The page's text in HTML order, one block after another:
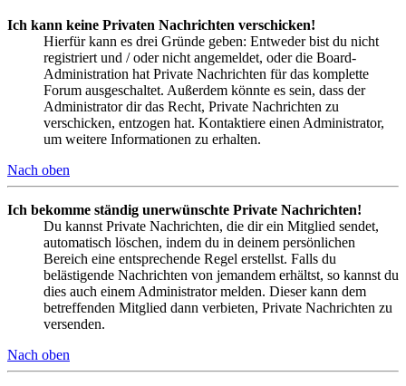
Ich kann keine Privaten Nachrichten verschicken!
Hierfür kann es drei Gründe geben: Entweder bist du nicht
registriert und / oder nicht angemeldet, oder die Board-
Administration hat Private Nachrichten für das komplette
Forum ausgeschaltet. Außerdem könnte es sein, dass der
Administrator dir das Recht, Private Nachrichten zu
verschicken, entzogen hat. Kontaktiere einen Administrator,
um weitere Informationen zu erhalten.
Nach oben
Ich bekomme ständig unerwünschte Private Nachrichten!
Du kannst Private Nachrichten, die dir ein Mitglied sendet,
automatisch löschen, indem du in deinem persönlichen
Bereich eine entsprechende Regel erstellst. Falls du
belästigende Nachrichten von jemandem erhältst, so kannst du
dies auch einem Administrator melden. Dieser kann dem
betreffenden Mitglied dann verbieten, Private Nachrichten zu
versenden.
Nach oben